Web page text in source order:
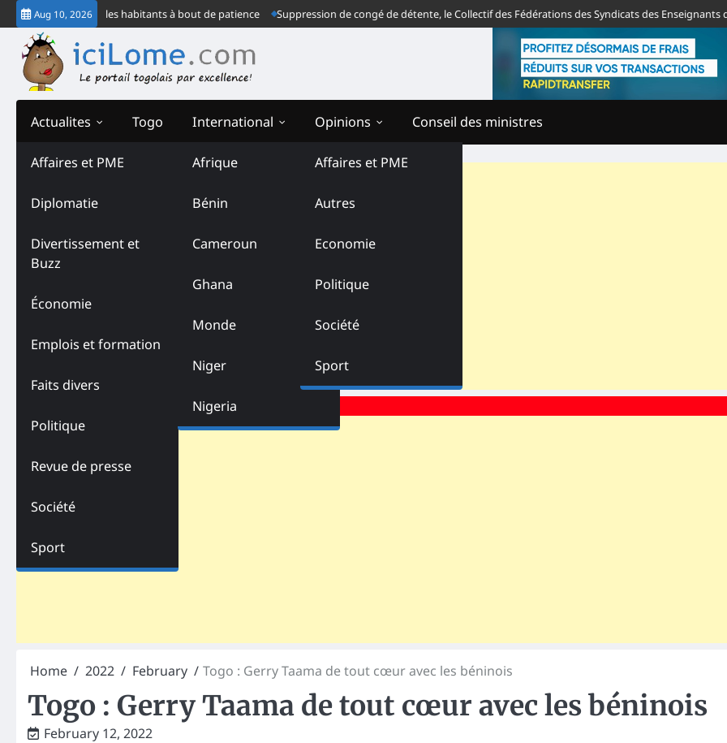
Skip
to
content
Aug 10, 2026
dans le noir, les habitants à bout de patience Suppression de congé de détente, le Collectif des Fédérations des Syndicats des Enseignants du
Actualites
Affaires et PME
Diplomatie
Divertissement et
Buzz
Économie
Emplois et formation
Faits divers
Politique
Revue de presse
Société
Sport
Togo International
Afrique
Bénin
Cameroun
Ghana
Monde
Niger
Nigeria
Opinions
Affaires et PME
Autres
Economie
Politique
Société
Sport
Conseil des ministres
Home 2022 February Togo : Gerry Taama de tout cœur avec les béninois
Togo : Gerry Taama de tout cœur avec les béninois
February 12, 2022